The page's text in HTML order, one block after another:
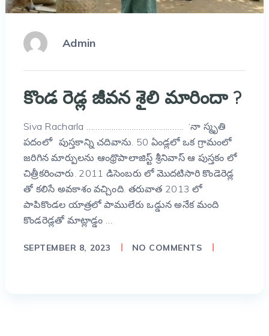
Admin
కొండ రెడ్ల జీవన శైలి మారిందా ?
Siva Racharla ……………………………………. ‘నా స్మృతి
పదంలో’ పుస్తకాన్ని చదివాను. 50 ఏండ్లలో ఒక గ్రామంలో
జరిగిన మార్పులను ఆంథ్రొపాలాజిస్ట్ శ్రీనివాస్ ఆ పుస్తకం లో
చిత్రీకరించారు. 2011 డిసెంబరు లో మొదటిసారి కొండెరెడ్ల
తో కలిసే అవకాశం వచ్చింది. తరువాత 2013 లో
పాపికొండల యాత్రలో పాములేరు ఒడ్డున అనేక మంది
కొండరెడ్లతో మాట్లాడ్డం …
SEPTEMBER 8, 2023 NO COMMENTS